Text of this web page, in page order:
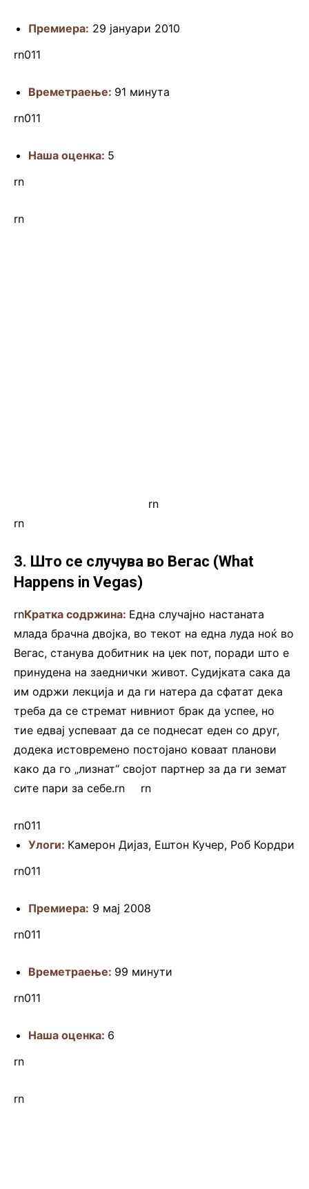
Премиера: 29 јануари 2010
rn011
Времетраење: 91 минута
rn011
Наша оценка: 5
rn
rn
rn.
rn
3. Што се случува во Вегас (What
Happens in Vegas)
rnКратка содржина: Една случајно настаната
млада брачна двојка, во текот на една луда ноќ во
Вегас, станува добитник на џек пот, поради што е
принудена на заеднички живот. Судијката сака да
им одржи лекција и да ги натера да сфатат дека
треба да се стремат нивниот брак да успее, но
тие едвај успеваат да се поднесат еден со друг,
додека истовремено постојано коваат планови
како да го „лизнат“ својот партнер за да ги земат
сите пари за себе.rn
rn
rn011
Улоги: Камерон Дијаз, Ештон Кучер, Роб Кордри
rn011
Премиера: 9 мај 2008
rn011
Времетраење: 99 минути
rn011
Наша оценка: 6
rn
rn